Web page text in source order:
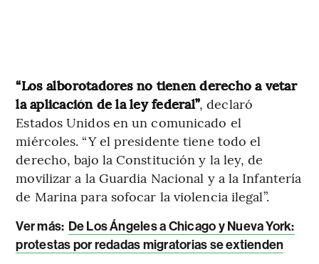
“Los alborotadores no tienen derecho a vetar
la aplicación de la ley federal”, declaró
Estados Unidos en un comunicado el
miércoles. “Y el presidente tiene todo el
derecho, bajo la Constitución y la ley, de
movilizar a la Guardia Nacional y a la Infantería
de Marina para sofocar la violencia ilegal”.
Ver más: De Los Ángeles a Chicago y Nueva York:
protestas por redadas migratorias se extienden